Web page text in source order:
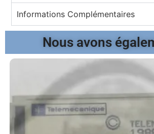
Informations Complémentaires
Nous avons